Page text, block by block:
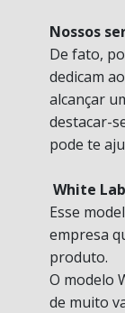
Nossos
De fato,
dedicam
alcançar
destacar-
pode te
White
Esse
empresa
produto.
O modelo
de muito